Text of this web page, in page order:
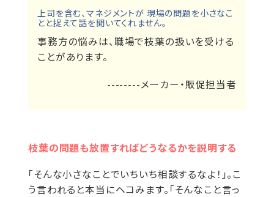
上司を含む、マネジメントが 現場の問題を小さなこ
とと捉えて話を聞いてくれません。
事務方の悩みは、職場で枝葉の扱いを受ける
ことがあります。
--------メーカー・販促担当者
枝葉の問題も放置すればどうなるかを説明する
「そんな小さなことでいちいち相談するなよ！」。こ
う言われると本当にヘコみます。「そんなこと言っ